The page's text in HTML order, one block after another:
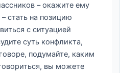
– окажите ему
стать на позицию
с ситуацией
суть конфликта,
подумайте, каким
вы можете